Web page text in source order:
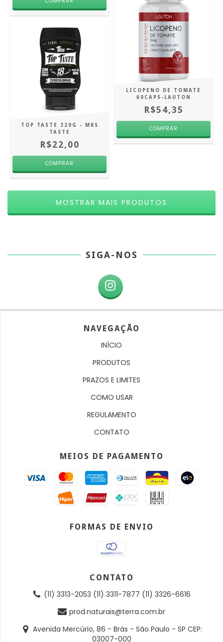
TOP TASTE 320G - MRS
TASTE
R$22,00
LICOPENO DE TOMATE
60CAPS-LAUTON
R$54,35
MOSTRAR MAIS PRODUTOS
SIGA-NOS
NAVEGAÇÃO
INÍCIO
PRODUTOS
PRAZOS E LIMITES
COMO USAR
REGULAMENTO
CONTATO
MEIOS DE PAGAMENTO
FORMAS DE ENVIO
CONTATO
(11) 3313-2053 (11) 3311-7877 (11) 3326-6616
prod.naturais@terra.com.br
Avenida Mercúrio, 86 - Brás - São Paulo - SP CEP:
03007-000